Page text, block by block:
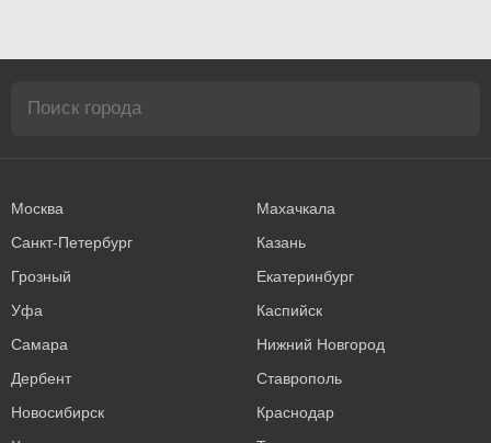
Москва
Махачкала
Санкт-Петербург
Казань
Грозный
Екатеринбург
Уфа
Каспийск
Самара
Нижний Новгород
Дербент
Ставрополь
Новосибирск
Краснодар